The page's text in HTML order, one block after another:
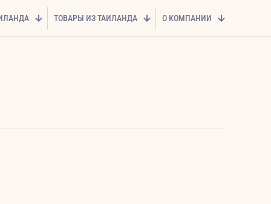
ТОВАРЫ ИЗ ТАИЛАНДА О КОМПАНИИ